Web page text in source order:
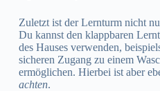
Zuletzt ist der Lernturm nicht
Du kannst den klappbaren
des Hauses verwenden,
sicheren Zugang zu einem
ermöglichen. Hierbei ist aber
achten.